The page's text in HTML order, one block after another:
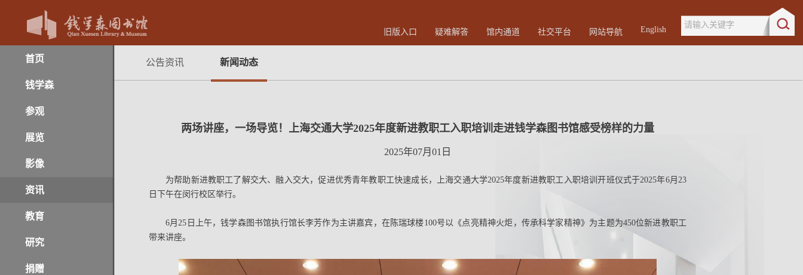
旧版入口 疑难解答 馆内通道 社交平台 网站导航 English
请输入关键字
首页
钱学森
参观
展览
影像
资讯
教育
研究
捐赠
公告资讯 新闻动态
两场讲座，一场导览！上海交通大学2025年度新进教职工入职培训走进钱学森图书馆感受榜样的力量
2025年07月01日
为帮助新进教职工了解交大、融入交大，促进优秀青年教职工快速成长，上海交通大学2025年度新进教职工入职培训开班仪式于2025年6月23
日下午在闵行校区举行。
6月25日上午，钱学森图书馆执行馆长李芳作为主讲嘉宾，在陈瑞球楼100号以《点亮精神火炬，传承科学家精神》为主题为450位新进教职工
带来讲座。